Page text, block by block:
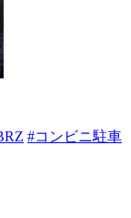
#コンビニ駐車